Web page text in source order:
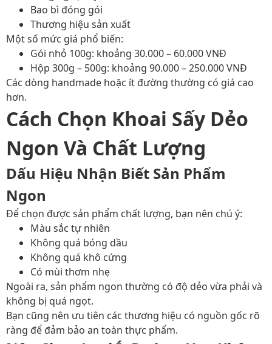
Bao bì đóng gói
Thương hiệu sản xuất
Một số mức giá phổ biến:
Gói nhỏ 100g: khoảng 30.000 – 60.000 VNĐ
Hộp 300g – 500g: khoảng 90.000 – 250.000 VNĐ
Các dòng handmade hoặc ít đường thường có giá cao
hơn.
Cách Chọn Khoai Sấy Dẻo
Ngon Và Chất Lượng
Dấu Hiệu Nhận Biết Sản Phẩm
Ngon
Để chọn được sản phẩm chất lượng, bạn nên chú ý:
Màu sắc tự nhiên
Không quá bóng dầu
Không quá khô cứng
Có mùi thơm nhẹ
Ngoài ra, sản phẩm ngon thường có độ dẻo vừa phải và
không bị quá ngọt.
Bạn cũng nên ưu tiên các thương hiệu có nguồn gốc rõ
ràng để đảm bảo an toàn thực phẩm.